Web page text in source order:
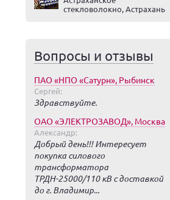
стекловолокно, Астрахань
Вопросы и отзывы
ПАО «НПО «Сатурн», Рыбинск
Сергей:
Здравствуйте.
ОАО «ЭЛЕКТРОЗАВОД», Москва
Александр:
Добрый день!!! Интересует
покупка силового
трансформатора
ТРДН-25000/110 кВ с доставкой
до г. Владимир...